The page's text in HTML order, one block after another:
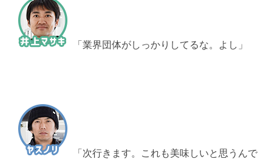
「業界団体がしっかりしてるな。よし」
「次行きます。これも美味しいと思うんで